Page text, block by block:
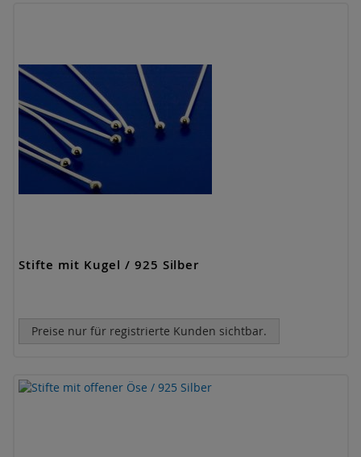
Stifte mit Kugel / 925 Silber
Preise nur für registrierte Kunden sichtbar.